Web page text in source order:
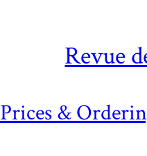
Prices &
Revue